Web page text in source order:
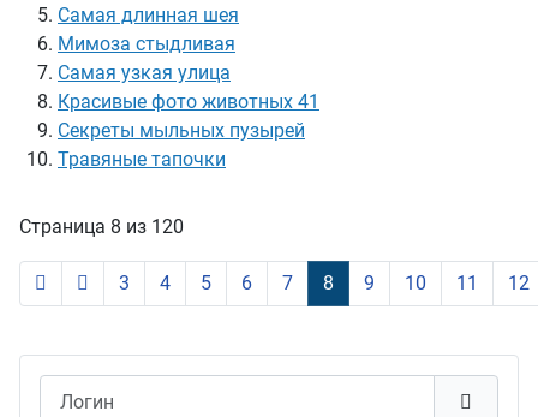
Самая длинная шея
Мимоза стыдливая
Самая узкая улица
Красивые фото животных 41
Секреты мыльных пузырей
Травяные тапочки
Страница 8 из 120
3 4 5 6 7 8 9 10 11 12